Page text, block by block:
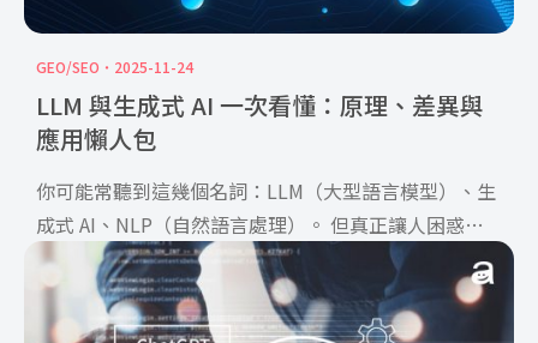
GEO/SEO 2025-11-24
LLM 與生成式 AI 一次看懂：原理、差異與
應用懶人包
你可能常聽到這幾個名詞：LLM（大型語言模型）、生
成式 AI、NLP（自然語言處理）。 但真正讓人困惑的
通常不 […]